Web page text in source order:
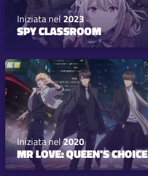
Iniziata nel2023
SPY CLASSROOM
Iniziata nel2020
MR LOVE: QUEEN'S CHOICE